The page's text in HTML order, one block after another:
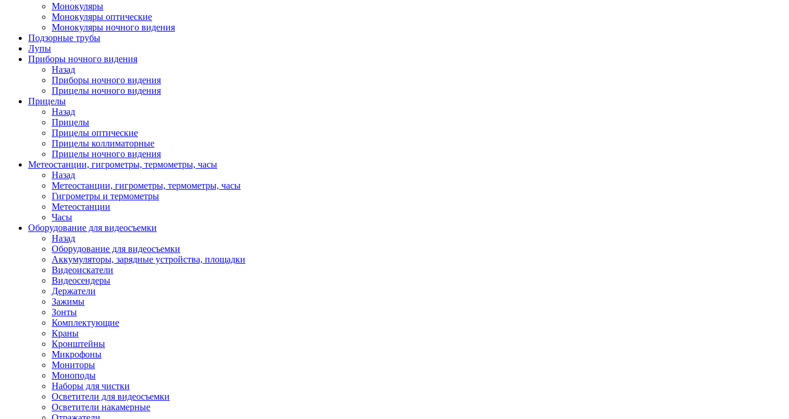
Монокуляры
Монокуляры оптические
Монокуляры ночного видения
Подзорные трубы
Лупы
Приборы ночного видения
Назад
Приборы ночного видения
Прицелы ночного видения
Прицелы
Назад
Прицелы
Прицелы оптические
Прицелы коллиматорные
Прицелы ночного видения
Метеостанции, гигрометры, термометры, часы
Назад
Метеостанции, гигрометры, термометры, часы
Гигрометры и термометры
Метеостанции
Часы
Оборудование для видеосъемки
Назад
Оборудование для видеосъемки
Аккумуляторы, зарядные устройства, площадки
Видеоискатели
Видеосендеры
Держатели
Зажимы
Зонты
Комплектующие
Краны
Кронштейны
Микрофоны
Мониторы
Моноподы
Наборы для чистки
Осветители для видеосъемки
Осветители накамерные